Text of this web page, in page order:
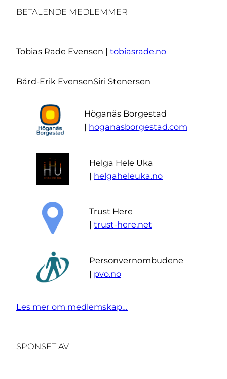
BETALENDE MEDLEMMER
Tobias Rade Evensen | tobiasrade.no
Bård-Erik EvensenSiri Stenersen
Höganäs Borgestad
| hoganasborgestad.com
Helga Hele Uka
| helgaheleuka.no
Trust Here
| trust-here.net
Personvernombudene
| pvo.no
Les mer om medlemskap…
SPONSET AV